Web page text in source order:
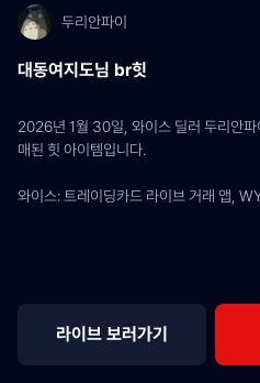
두리안파이
대동여지도님 br힛
2026년 1월 30일, 와이스 딜러 두리안
매된 힛 아이템입니다.
와이스: 트레이딩카드 라이브 거래 앱,
라이브 보러가기